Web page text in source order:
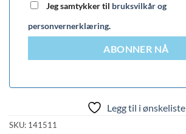
Jeg samtykker til bruksvilkår og
personvernerklæring.
ABONNER NÅ
Legg til i ønskeliste
SKU: 141511